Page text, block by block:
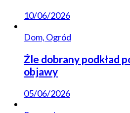
10/06/2026
Dom, Ogród
Źle dobrany podkład
objawy
05/06/2026